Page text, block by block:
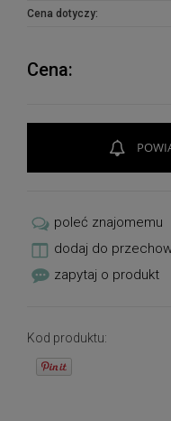
Cena dotyczy:
Cena:
poleć znajomemu
dodaj do
zapytaj o produkt
Kod produktu: